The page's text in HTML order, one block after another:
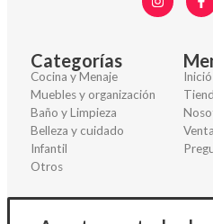
Categorías
Cocina y Menaje
Muebles y organización
Baño y Limpieza
Belleza y cuidado
Infantil
Otros
Inició